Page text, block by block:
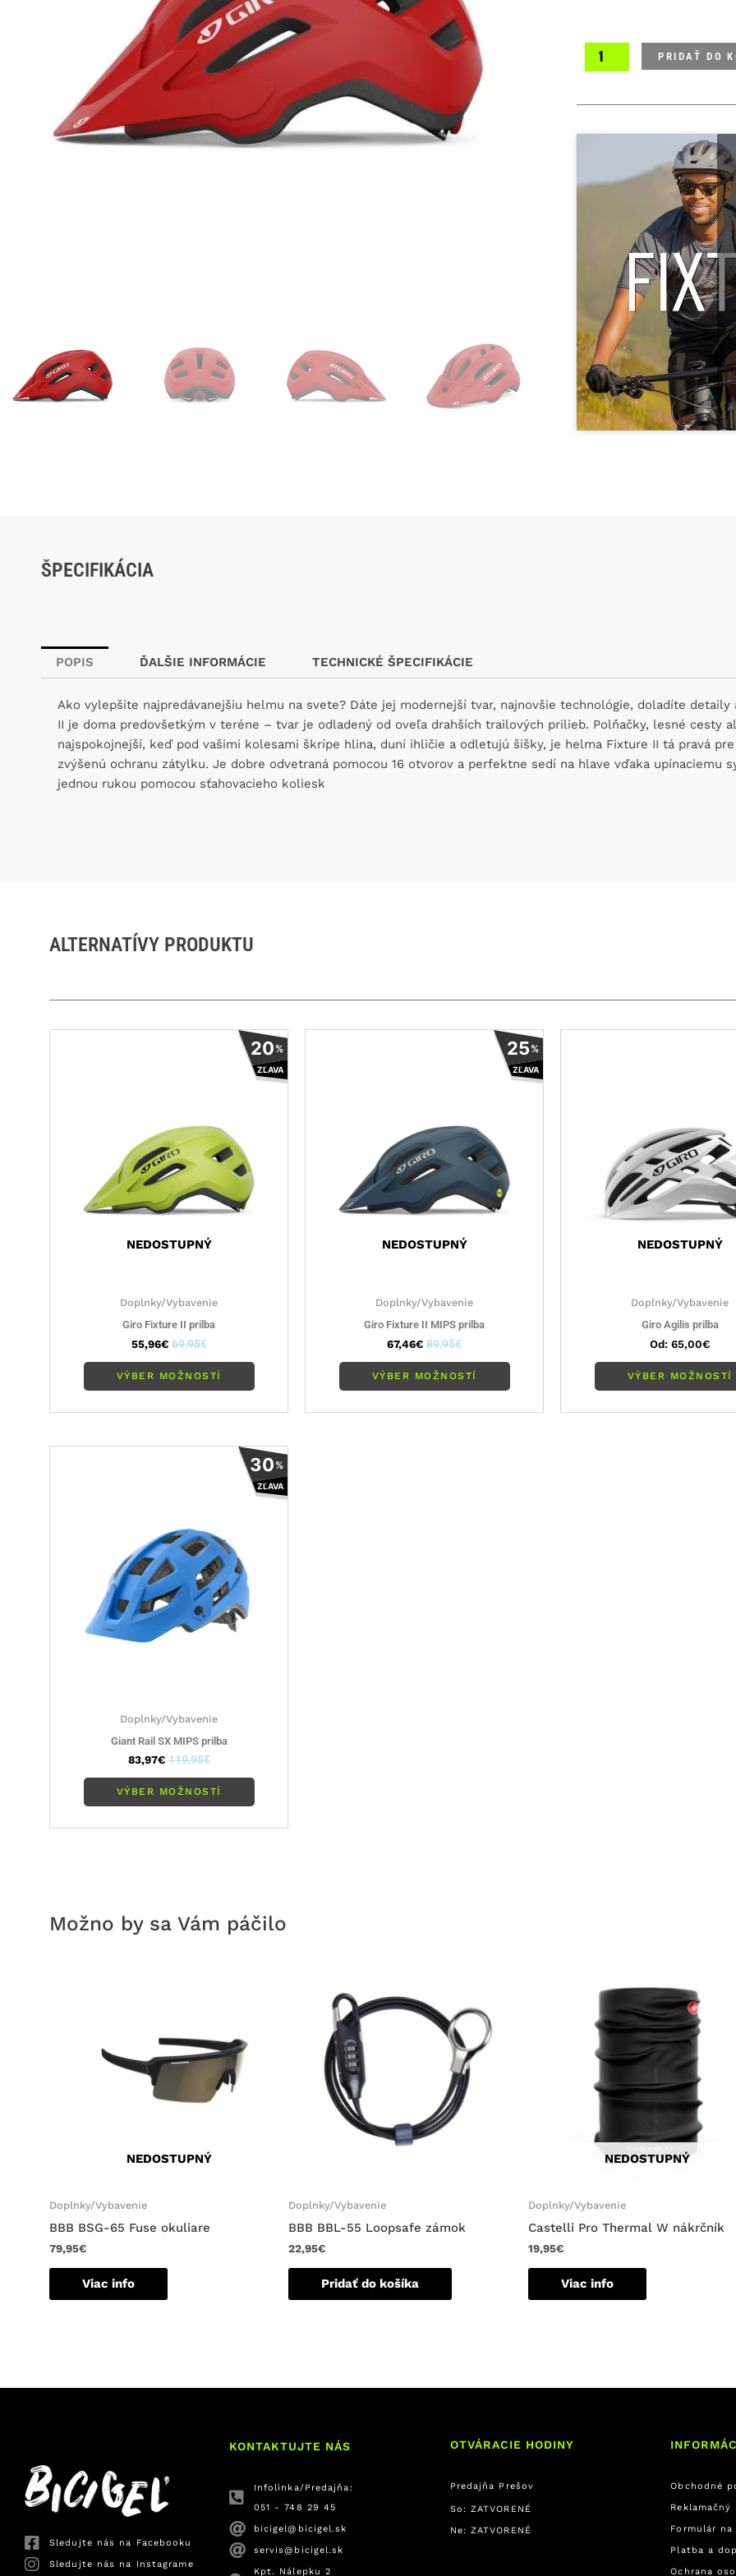
PRIDAŤ DO
ŠPECIFIKÁCIA
POPIS ĎALŠIE INFORMÁCIE TECHNICKÉ ŠPECIFIKÁCIE
Ako vylepšíte najpredávanejšiu helmu na svete? Dáte jej modernejší tvar, najnovšie technológie, doladíte
II je doma predovšetkým v teréne – tvar je odladený od oveľa drahších trailových prilieb. Polňačky, lesné cesty
najspokojnejší, keď pod vašimi kolesami škrípe hlina, duní ihličie a odletujú šišky, je helma Fixture II tá pravá
zvýšenú ochranu zátylku. Je dobre odvetraná pomocou 16 otvorov a perfektne sedí na hlave vďaka upínaciemu
jednou rukou pomocou sťahovacieho koliesk
ALTERNATÍVY PRODUKTU
20%
ZĽAVA
NEDOSTUPNÝ
Doplnky/Vybavenie
Giro Fixture II prilba
55,96€ 69,95€
VÝBER MOŽNOSTÍ
Tento
produkt
má
môžete
25%
ZĽAVA
NEDOSTUPNÝ
Doplnky/Vybavenie
Giro Fixture II MIPS prilba
67,46€ 89,95€
VÝBER MOŽNOSTÍ
Tento
produkt
má
môžete
NEDOSTUPNÝ
Doplnky/Vybavenie
Giro Agilis prilba
Od: 65,00€
VÝBER MOŽNOSTÍ
30%
ZĽAVA
Doplnky/Vybavenie
Giant Rail SX MIPS prilba
83,97€ 119,95€
VÝBER MOŽNOSTÍ
Tento
produkt
má
Možno by sa Vám páčilo
NEDOSTUPNÝ
Doplnky/Vybavenie
BBB BSG-65 Fuse okuliare
79,95€
Viac info
Doplnky/Vybavenie
BBB BBL-55 Loopsafe zámok
22,95€
Pridať do košíka
NEDOSTUPNÝ
Doplnky/Vybavenie
Castelli Pro Thermal W nákrčník
19,95€
Viac info
Sledujte nás na Facebooku
Sledujte nás na Instagrame
KONTAKTUJTE NÁS
Infolinka/Predajňa:
051 - 748 29 45
bicigel@bicigel.sk
servis@bicigel.sk
Kpt. Nálepku 2
OTVÁRACIE HODINY
Predajňa Prešov
So: ZATVORENÉ
Ne: ZATVORENÉ
Obchodné
Formulár
Platba a
Ochrana